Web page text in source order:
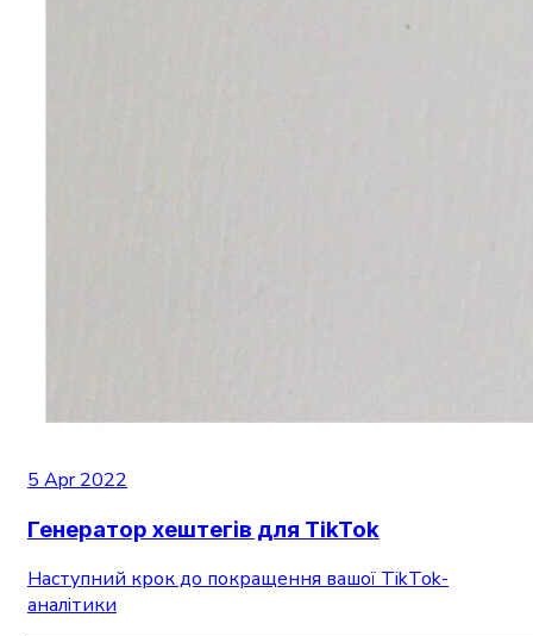
5 Apr 2022
Генератор хештегів для TikTok
Наступний крок до покращення вашої TikTok-
аналітики